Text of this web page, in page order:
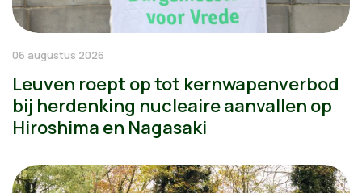
06 augustus 2026
Leuven roept op tot kernwapenverbod
bij herdenking nucleaire aanvallen op
Hiroshima en Nagasaki